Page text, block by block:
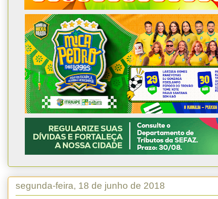
segunda-feira, 18 de junho de 2018